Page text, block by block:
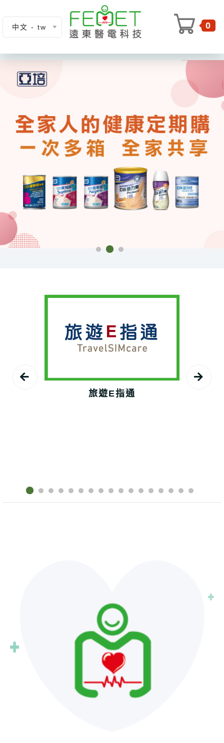
中文 - tw 0
旅遊E指通